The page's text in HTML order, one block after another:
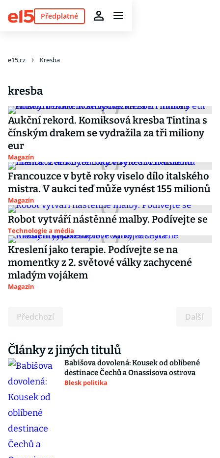
Předplatné
e15.cz Kresba
kresba
Aukční rekord. Komiksová kresba Tintina s
čínským drakem se vydražila za tři miliony
eur
Magazín
Francouzce v bytě roky viselo dílo italského
mistra. V aukci teď může vynést 155 milionů
Magazín
Robot vytváří nástěnné malby. Podívejte se
Technologie a média
Kreslení jako terapie. Podívejte se na
momentky z 2. světové války zachycené
mladým vojákem
Magazín
Předchozí Další
Články z jiných titulů
Babišova dovolená: Kousek od oblíbené
destinace Čechů a Onassisova ostrova
Blesk politika